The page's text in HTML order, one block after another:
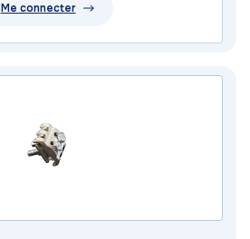
Me connecter